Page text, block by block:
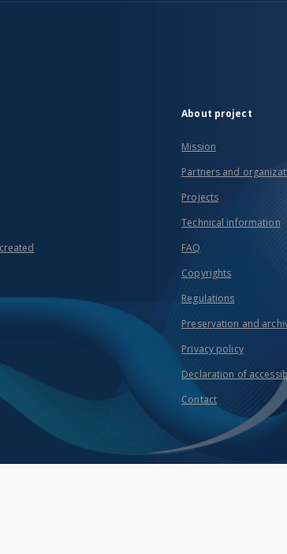
About project
Mission
Partners and
Projects
Technical information
FAQ
Copyrights
Regulations
Preservation and
Privacy policy
Declaration of
Contact